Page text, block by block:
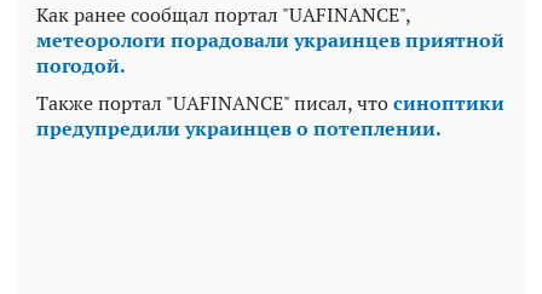
Как ранее сообщал портал "UAFINANCE",
метеорологи порадовали украинцев приятной
погодой.
Также портал "UAFINANCE" писал, чтосиноптики
предупредили украинцев о потеплении.